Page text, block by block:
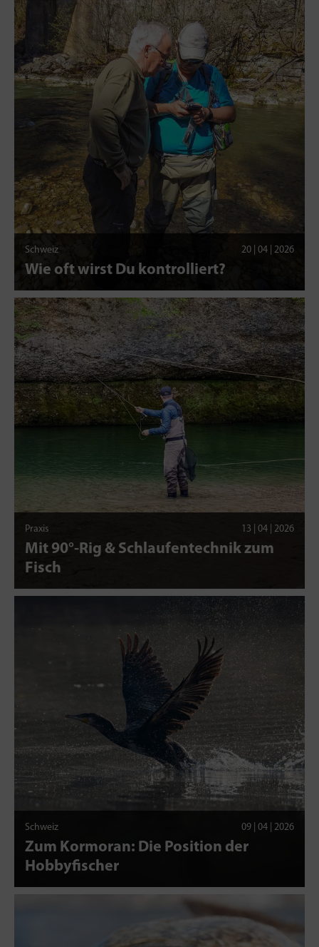
Schweiz 20 | 04 | 2026
Wie oft wirst Du kontrolliert?
Praxis 13 | 04 | 2026
Mit 90°-Rig & Schlaufentechnik zum
Fisch
Schweiz 09 | 04 | 2026
Zum Kormoran: Die Position der
Hobbyfischer